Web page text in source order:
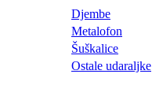
Djembe
Metalofon
Šuškalice
Ostale udaraljke